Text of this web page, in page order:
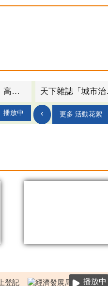
2025高雄市場青年創業補助起跑！ 最高30萬 助力攤商軟硬體全升級 高雄與
播放中 ‹ 更多 活動花絮
播放中